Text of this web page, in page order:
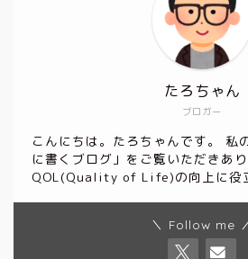
ブロガー
たろちゃん
こんにちは。たろちゃんです。 私
に書くブログ」をご覧いただきあ
QOL(Quality of Life)の向上に役立
＼ Follow me